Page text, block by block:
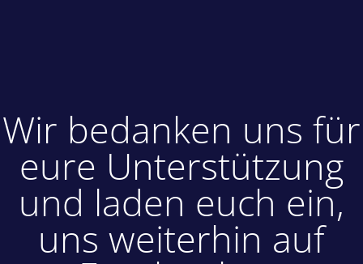
Wir bedanken uns für
eure Unterstützung
und laden euch ein,
uns weiterhin auf